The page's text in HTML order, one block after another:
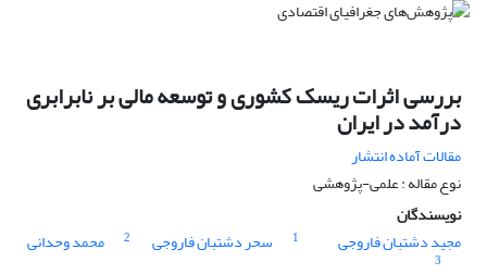
بررسی اثرات ریسک کشوری و توسعه مالی بر نابرابری
درآمد در ایران
مقالات آماده انتشار
نوع مقاله : علمی-پژوهشی
نویسندگان
مجید دشتبان فاروجی
1 سحر دشتبان فاروجی 2 محمد وحدانی
3